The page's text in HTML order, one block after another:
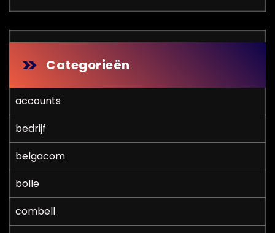
Categorieën
accounts
bedrijf
belgacom
bolle
combell